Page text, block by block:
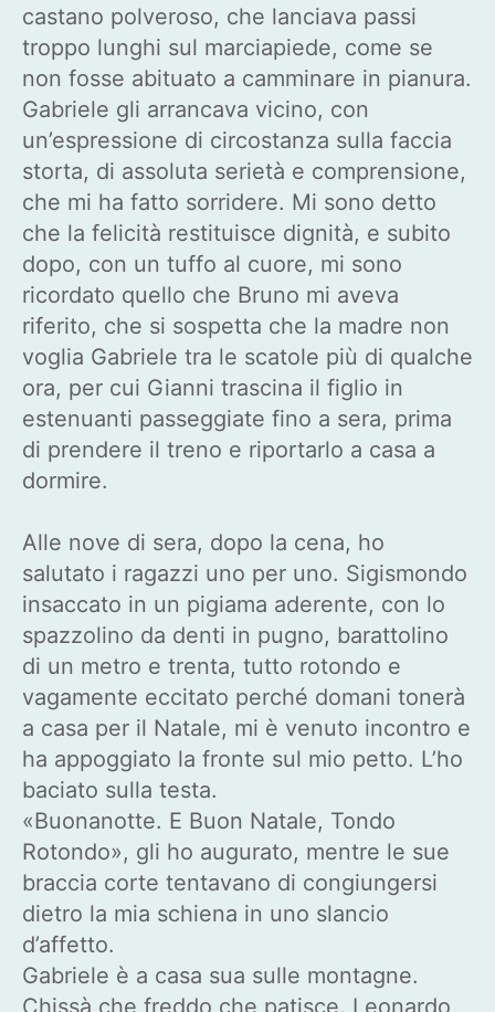
castano polveroso, che lanciava passi
troppo lunghi sul marciapiede, come se
non fosse abituato a camminare in pianura.
Gabriele gli arrancava vicino, con
un’espressione di circostanza sulla faccia
storta, di assoluta serietà e comprensione,
che mi ha fatto sorridere. Mi sono detto
che la felicità restituisce dignità, e subito
dopo, con un tuffo al cuore, mi sono
ricordato quello che Bruno mi aveva
riferito, che si sospetta che la madre non
voglia Gabriele tra le scatole più di qualche
ora, per cui Gianni trascina il figlio in
estenuanti passeggiate fino a sera, prima
di prendere il treno e riportarlo a casa a
dormire.
Alle nove di sera, dopo la cena, ho
salutato i ragazzi uno per uno. Sigismondo
insaccato in un pigiama aderente, con lo
spazzolino da denti in pugno, barattolino
di un metro e trenta, tutto rotondo e
vagamente eccitato perché domani tonerà
a casa per il Natale, mi è venuto incontro e
ha appoggiato la fronte sul mio petto. L’ho
baciato sulla testa.
«Buonanotte. E Buon Natale, Tondo
Rotondo», gli ho augurato, mentre le sue
braccia corte tentavano di congiungersi
dietro la mia schiena in uno slancio
d’affetto.
Gabriele è a casa sua sulle montagne.
Chissà che freddo che patisce. Leonardo,